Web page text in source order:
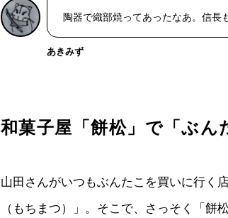
陶器で織部焼ってあったなあ。信長
あきみず
和菓子屋「餅松」で「ぶん
山田さんがいつもぶんたこを買いに行く
（もちまつ）」。そこで、さっそく「